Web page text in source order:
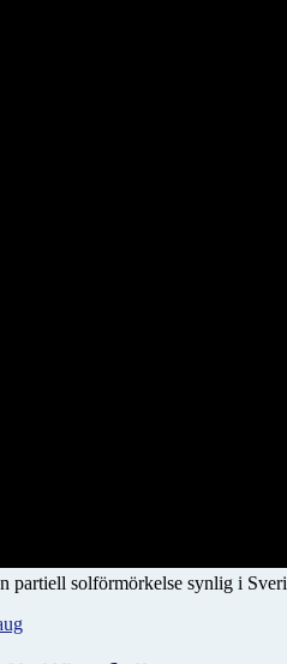
partiell solförmörkelse synlig i